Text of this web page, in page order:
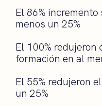
El 86%
menos un 25%
El 100% redujeron
formación en al
El 55% redujeron
un 25%